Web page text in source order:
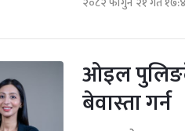
ओइल
बेवास्ता गर्न